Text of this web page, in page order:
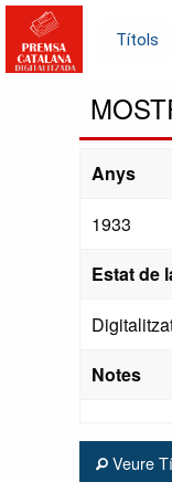
Títols
Anys
1933
Estat de
Notes
Veure